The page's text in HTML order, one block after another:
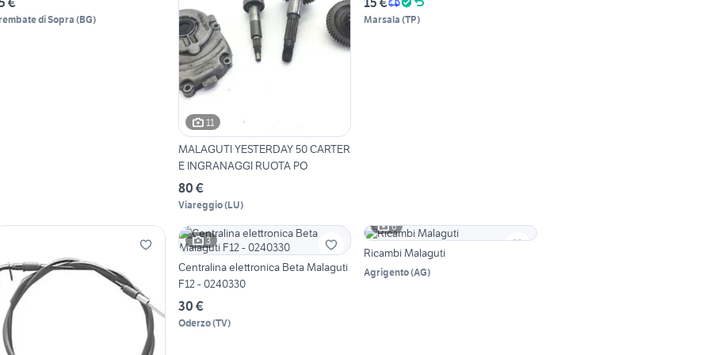
di Sopra (BG)
11
MALAGUTI YESTERDAY 50 CARTER
E INGRANAGGI RUOTA PO
80 €
Viareggio(LU)
Marsala (TP)
3
Centralina elettronica Beta Malaguti
F12 - 0240330
30 €
Oderzo(TV)
6
Ricambi Malaguti
Agrigento(AG)